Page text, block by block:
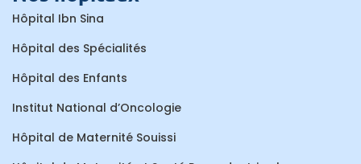
Hôpital Ibn Sina
Hôpital des Spécialités
Hôpital des Enfants
Institut National d’Oncologie
Hôpital de Maternité Souissi